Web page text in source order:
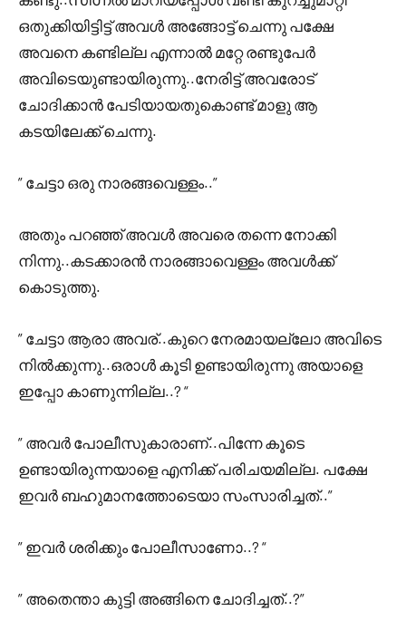
ഒതുക്കിയിട്ടിട്ട് അവൾ അങ്ങോട്ട് ചെന്നു പക്ഷേ
അവനെ കണ്ടില്ല എന്നാൽ മറ്റേ രണ്ടുപേർ
അവിടെയുണ്ടായിരുന്നു..നേരിട്ട് അവരോട്
ചോദിക്കാൻ പേടിയായതുകൊണ്ട് മാളു ആ
കടയിലേക്ക് ചെന്നു.
” ചേട്ടാ ഒരു നാരങ്ങവെള്ളം..”
അതും പറഞ്ഞ് അവൾ അവരെ തന്നെ നോക്കി
നിന്നു..കടക്കാരൻ നാരങ്ങാവെള്ളം അവൾക്ക്
കൊടുത്തു.
” ചേട്ടാ ആരാ അവര്..കുറെ നേരമായല്ലോ അവിടെ
നിൽക്കുന്നു..ഒരാൾ കൂടി ഉണ്ടായിരുന്നു അയാളെ
ഇപ്പോ കാണുന്നില്ല..? “
” അവർ പോലീസുകാരാണ്..പിന്നേ കൂടെ
ഉണ്ടായിരുന്നയാളെ എനിക്ക് പരിചയമില്ല. പക്ഷേ
ഇവർ ബഹുമാനത്തോടെയാ സംസാരിച്ചത്..”
” ഇവർ ശരിക്കും പോലീസാണോ..? “
” അതെന്താ കുട്ടി അങ്ങിനെ ചോദിച്ചത്..?”